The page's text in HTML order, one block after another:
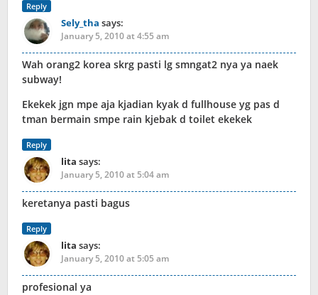
Reply
Sely_tha says:
January 5, 2010 at 4:55 am
Wah orang2 korea skrg pasti lg smngat2 nya ya naek
subway!
Ekekek jgn mpe aja kjadian kyak d fullhouse yg pas d
tman bermain smpe rain kjebak d toilet ekekek
Reply
lita says:
January 5, 2010 at 5:04 am
keretanya pasti bagus
Reply
lita says:
January 5, 2010 at 5:05 am
profesional ya